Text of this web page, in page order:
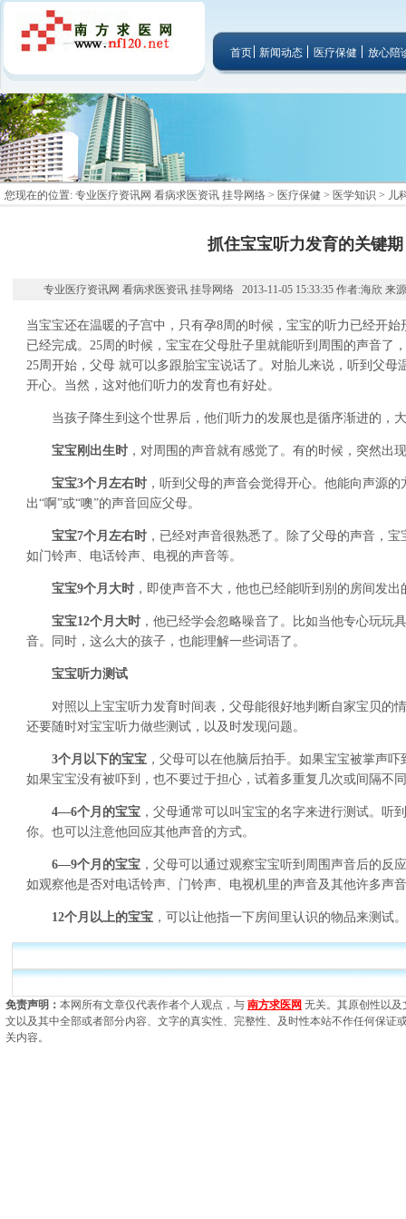
首页 新闻动态 医疗保健 放心陪
您现在的位置: 专业医疗资讯网 看病求医资讯 挂导网络 > 医疗保健 > 医学知识 > 儿
抓住宝宝听力发育的关键期
专业医疗资讯网 看病求医资讯 挂导网络 2013-11-05 15:33:35 作者:海欣 来
当宝宝还在温暖的子宫中，只有孕8周的时候，宝宝的听力已经开
已经完成。25周的时候，宝宝在父母肚子里就能听到周围的声音了
25周开始，父母 就可以多跟胎宝宝说话了。对胎儿来说，听到父母
开心。当然，这对他们听力的发育也有好处。
当孩子降生到这个世界后，他们听力的发展也是循序渐进的，
宝宝刚出生时 ，对周围的声音就有感觉了。有的时候，突然出
宝宝3个月左右时 ，听到父母的声音会觉得开心。他能向声源
出“啊”或“噢”的声音回应父母。
宝宝7个月左右时 ，已经对声音很熟悉了。除了父母的声音，
如门铃声、电话铃声、电视的声音等。
宝宝9个月大时 ，即使声音不大，他也已经能听到别的房间发出
宝宝12个月大时 ，他已经学会忽略噪音了。比如当他专心玩玩
音。同时，这么大的孩子，也能理解一些词语了。
宝宝听力测试
对照以上宝宝听力发育时间表，父母能很好地判断自家宝贝的
还要随时对宝宝听力做些测试，以及时发现问题。
3个月以下的宝宝 ，父母可以在他脑后拍手。如果宝宝被掌声
如果宝宝没有被吓到，也不要过于担心，试着多重复几次或间隔不
4—6个月的宝宝 ，父母通常可以叫宝宝的名字来进行测试。听
你。也可以注意他回应其他声音的方式。
6—9个月的宝宝 ，父母可以通过观察宝宝听到周围声音后的反
如观察他是否对电话铃声、门铃声、电视机里的声音及其他许多声
12个月以上的宝宝 ，可以让他指一下房间里认识的物品来测试。
免责声明： 本网所有文章仅代表作者个人观点，与 南方求医网 无关。其原创性以
文以及其中全部或者部分内容、文字的真实性、完整性、及时性本站不作任何保证
关内容。